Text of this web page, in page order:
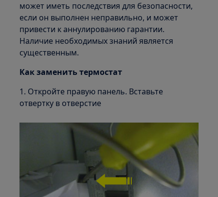
может иметь последствия для безопасности,
если он выполнен неправильно, и может
привести к аннулированию гарантии.
Наличие необходимых знаний является
существенным.
Как заменить термостат
1. Откройте правую панель. Вставьте
отвертку в отверстие